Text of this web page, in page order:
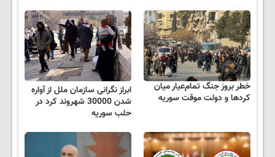
خطر بروز جنگ تمام‌عیار میان
کردها و دولت موقت سوریه
ابراز نگرانی سازمان ملل از آواره
شدن 30000 شهروند کرد در
حلب سوریه